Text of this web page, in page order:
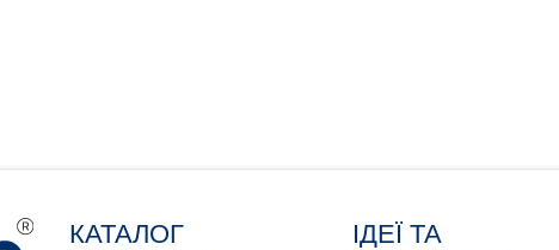
КАТАЛОГ
ІДЕЇ ТА